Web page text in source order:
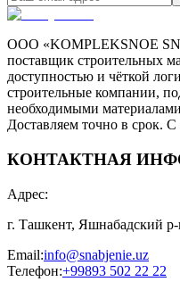
ООО «KOMPLEKSNOE
поставщик строительных
доступностью и чёткой
строительные компании,
необходимыми
Доставляем точно в срок. С
КОНТАКТНАЯ
Адрес:
г. Ташкент, Яшнабадский
Email:info@snabjenie.uz
Телефон:+99893 502 22 22